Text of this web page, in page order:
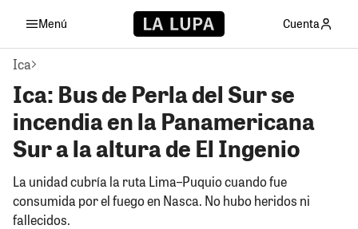
Menú Cuenta
Ica
Ica: Bus de Perla del Sur se
incendia en la Panamericana
Sur a la altura de El Ingenio
La unidad cubría la ruta Lima–Puquio cuando fue
consumida por el fuego en Nasca. No hubo heridos ni
fallecidos.